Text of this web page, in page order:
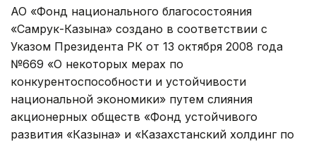
АО «Фонд национального благосостояния
«Самрук-Казына» создано в соответствии с
Указом Президента РК от 13 октября 2008 года
№669 «О некоторых мерах по
конкурентоспособности и устойчивости
национальной экономики» путем слияния
акционерных обществ «Фонд устойчивого
развития «Казына» и «Казахстанский холдинг по